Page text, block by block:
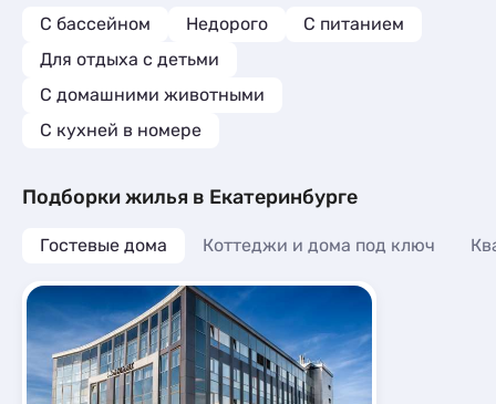
С бассейном
Недорого
С питанием
Для отдыха с детьми
С домашними животными
C кухней в номере
Подборки жилья в Екатеринбурге
Гостевые дома Коттеджи и дома под ключ